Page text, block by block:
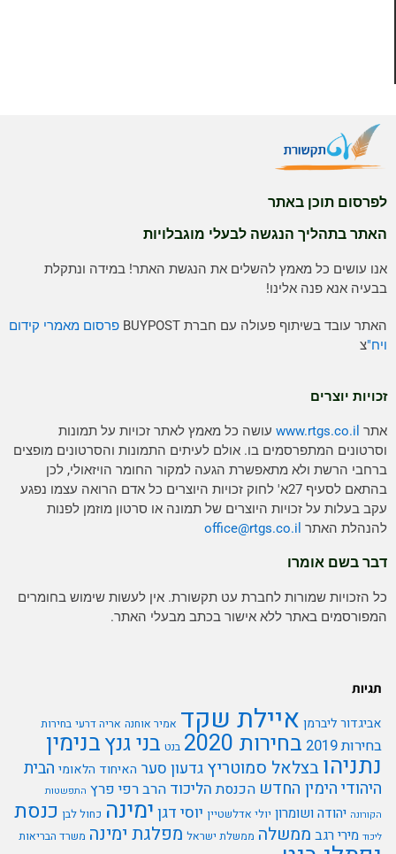
לפרסום תוכן באתר
האתר בתהליך הנגשה לבעלי מוגבלויות
אנו עושים כל מאמץ להשלים את הנגשת האתר! במידה ונתקלת
בבעיה אנא פנה אלינו!
האתר עובד בשיתוף פעולה עם חברת BUYPOST
פרסום מאמרי קידום
ויח"צ
זכויות יוצרים
אתרwww.rtgs.co.ilעושה כל מאמץ לאתר זכויות על תמונות
וסרטונים המתפרסמים בו. אולם לעיתים התמונות והסרטונים מופצים
ברחבי הרשת ולא מתאפשרת הגעה למקור החומר הויזאולי, לכן
בהתאם לסעיף 27א' לחוק זכויות היוצרים כל אדם הרואה עצמו נפגע
עקב בעלות על זכויות היוצרים של תמונה או סרטון מוזמן לפנות
להנהלת האתר
office@rtgs.co.il
דבר בשם אומרו
כל הזכויות שמורות לחברת עט תקשורת. אין לעשות שימוש בחומרים
המפורסמים באתר ללא אישור בכתב מבעלי האתר.
תגיות
אביגדור ליברמןאיילת שקד אמיר אוחנה אריה דרעי בחירות
בחירות 2019 בחירות 2020 בנט בני גנץבנימין
נתניהו בצלאל סמוטריץגדעון סערהאיחוד הלאומיהבית
היהודיהימין החדש הכנסתהליכודהרב רפי פרץ התפשטות
הקורונה יהודה ושומרון יולי אדלשטיין יוסי דגןימינה כחול לבן כנסת
ליכוד מירי רגבממשלה ממשלת ישראל מפלגת ימינה משרד הבריאות